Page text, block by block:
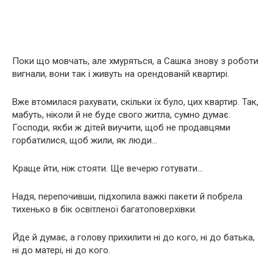
Поки що мовчать, але хмуряться, а Сашка знову з роботи
вигнали, вони так і живуть на орендованій квартирі.
Вже втомилася рахувати, скільки їх було, цих квартир. Так,
мабуть, ніколи й не буде свого житла, сумно думає.
Господи, якби ж дітей виучити, щоб не продавцями
горбатилися, щоб жили, як люди…
Краще йти, ніж стояти. Ще вечерю готувати…
Надя, перепочивши, підхопила важкі пакети й побрела
тихенько в бік освітленої багатоповерхівки.
Йде й думає, а голову прихилити ні до кого, ні до батька,
ні до матері, ні до кого.